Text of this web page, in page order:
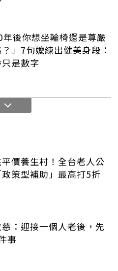
年後你想坐輪椅還是尊嚴
」7旬嬤練出健美身段：
是數字
價養生村！全台老人公
策型補助」最高打5折
：迎接一個人老後，先
事